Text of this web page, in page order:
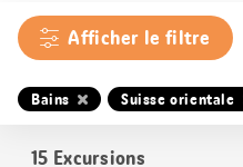
Afficher le filtre
Bains Suisse orientale
15 Excursions